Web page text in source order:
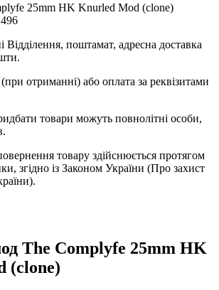
25mm HK Knurled Mod (clone)
Відділення, поштамат, адресна доставка
отриманні) або оплата за реквізитами
товари можуть повнолітні особи,
товару здійснюється протягом
згідно із Законом України (Про захист
The Complyfe 25mm HK
(clone)